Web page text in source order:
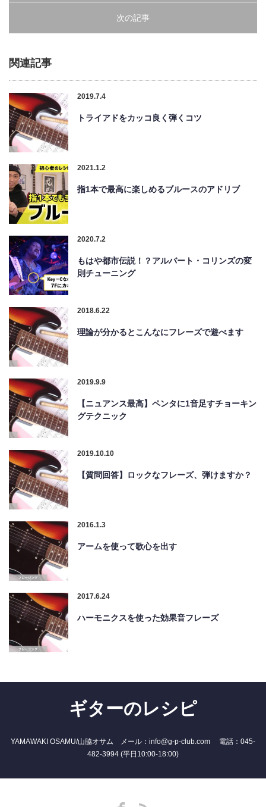
次の記事
関連記事
2019.7.4
トライアドをカッコ良く弾くコツ
2021.1.2
指1本で最高に楽しめるブルースのアドリブ
2020.7.2
もはや都市伝説！？アルバート・コリンズの変
則チューニング
2018.6.22
理論が分かるとこんなにフレーズで遊べます
2019.9.9
【ニュアンス最高】ペンタに1音足すチョーキン
グテクニック
2019.10.10
【質問回答】ロックなフレーズ、弾けますか？
2016.1.3
アームを使って歌心を出す
2017.6.24
ハーモニクスを使った効果音フレーズ
ギターのレシピ
YAMAWAKI OSAMU/山脇オサム メール：info@g-p-club.com 電話：045-
482-3994 (平日10:00-18:00)